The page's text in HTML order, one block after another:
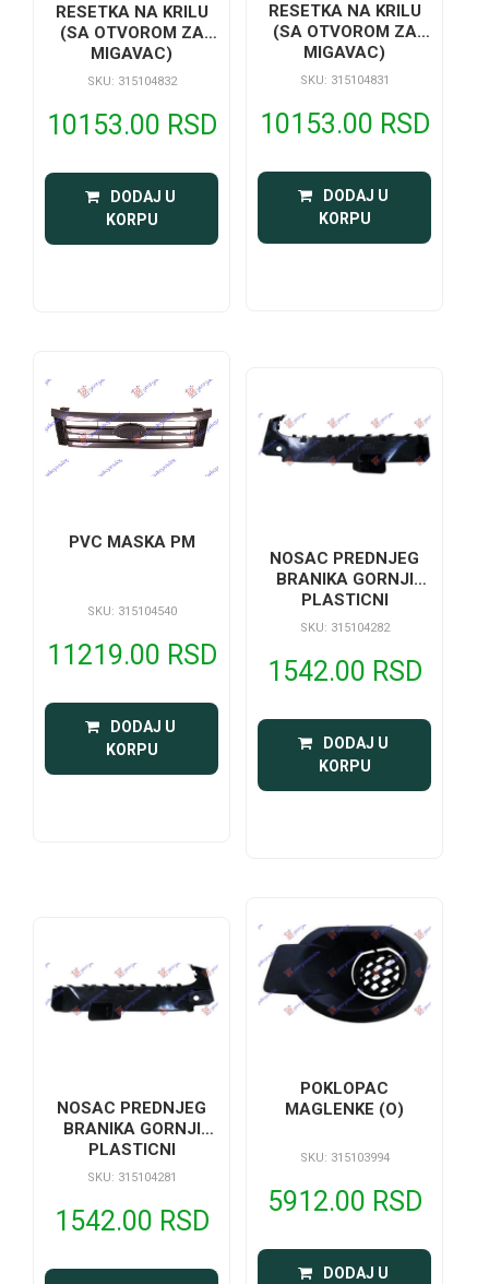
RESETKA NA KRILU
(SA OTVOROM ZA
MIGAVAC)
SKU: 315104832
10153.00 RSD
DODAJ U
KORPU
RESETKA NA KRILU
(SA OTVOROM ZA
MIGAVAC)
SKU: 315104831
10153.00 RSD
DODAJ U
KORPU
PVC MASKA PM
SKU: 315104540
11219.00 RSD
DODAJ U
KORPU
NOSAC PREDNJEG
BRANIKA GORNJI
PLASTICNI
SKU: 315104282
1542.00 RSD
DODAJ U
KORPU
NOSAC PREDNJEG
BRANIKA GORNJI
PLASTICNI
SKU: 315104281
1542.00 RSD
POKLOPAC
MAGLENKE (O)
SKU: 315103994
5912.00 RSD
DODAJ U